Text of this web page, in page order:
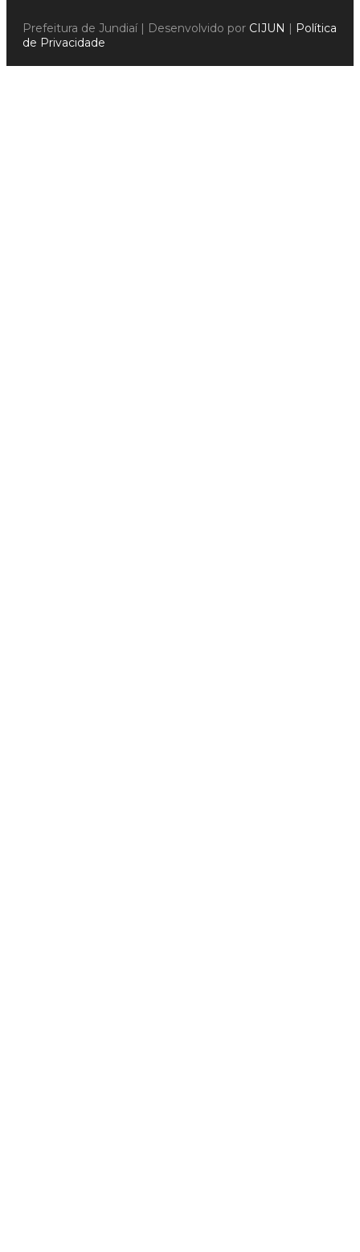
Prefeitura de Jundiaí | Desenvolvido por CIJUN
Política
de Privacidade